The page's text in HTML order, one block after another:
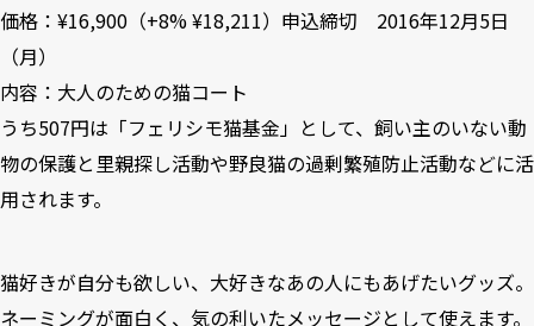
価格：¥16,900（+8% ¥18,211）申込締切 2016年12月5日
（月）
内容：大人のための猫コート
うち507円は「フェリシモ猫基金」として、飼い主のいない動
物の保護と里親探し活動や野良猫の過剰繁殖防止活動などに活
用されます。
猫好きが自分も欲しい、大好きなあの人にもあげたいグッズ。
ネーミングが面白く、気の利いたメッセージとして使えます。